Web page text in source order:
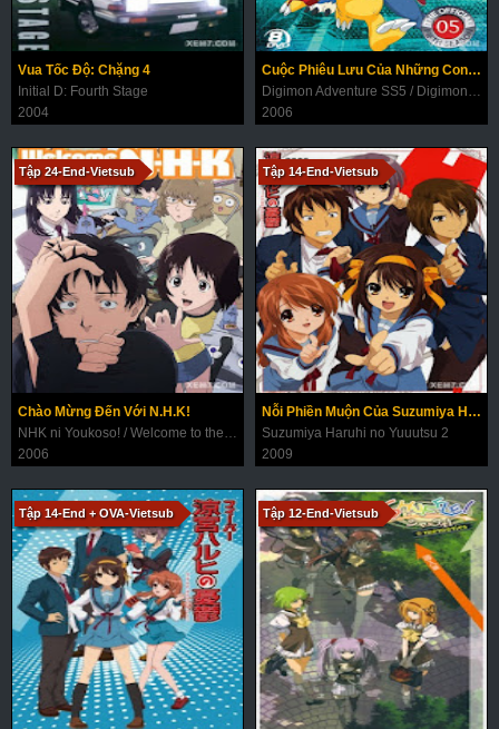
Vua Tốc Độ: Chặng 4
Initial D: Fourth Stage
2004
Cuộc Phiêu Lưu Của Những Con Thú Digimon (Phần 5)
2006
Tập 24-End-Vietsub
Chào Mừng Đến Với N.H.K!
2006
Tập 14-End-Vietsub
Nỗi Phiền Muộn Của Suzumiya Haruhi (Phần 2)
Suzumiya Haruhi no Yuuutsu 2
2009
Tập 14-End + OVA-Vietsub Tập 12-End-Vietsub